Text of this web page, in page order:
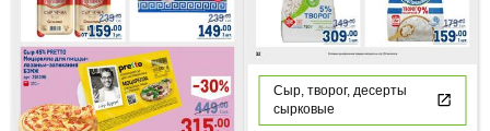
Сыр, творог, десерты
сырковые